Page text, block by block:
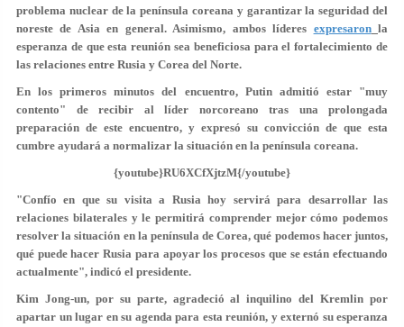
problema nuclear de la península coreana y garantizar la seguridad del
noreste de Asia en general. Asimismo, ambos líderes expresaron la
esperanza de que esta reunión sea beneficiosa para el fortalecimiento de
las relaciones entre Rusia y Corea del Norte.
En los primeros minutos del encuentro, Putin admitió estar "muy
contento" de recibir al líder norcoreano tras una prolongada
preparación de este encuentro, y expresó su convicción de que esta
cumbre ayudará a normalizar la situación en la península coreana.
{youtube}RU6XCfXjtzM{/youtube}
"Confío en que su visita a Rusia hoy servirá para desarrollar las
relaciones bilaterales y le permitirá comprender mejor cómo podemos
resolver la situación en la península de Corea, qué podemos hacer juntos,
qué puede hacer Rusia para apoyar los procesos que se están efectuando
actualmente", indicó el presidente.
Kim Jong-un, por su parte, agradeció al inquilino del Kremlin por
apartar un lugar en su agenda para esta reunión, y externó su esperanza